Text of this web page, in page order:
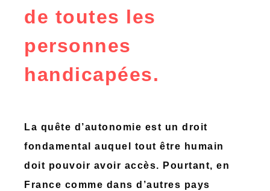
de toutes les
personnes
handicapées.
La quête d’autonomie est un droit
fondamental auquel tout être humain
doit pouvoir avoir accès. Pourtant, en
France comme dans d’autres pays